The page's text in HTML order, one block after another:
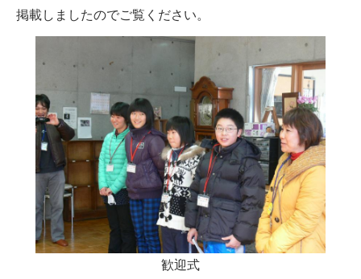
掲載しましたのでご覧ください。
歓迎式